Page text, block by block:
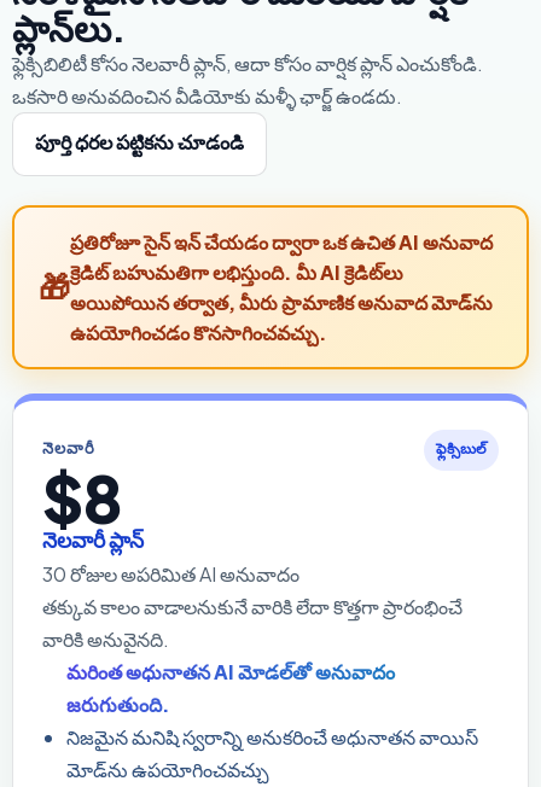
ప్లాన్‌లు.
ఫ్లెక్సిబిలిటీ కోసం నెలవారీ ప్లాన్, ఆదా కోసం వార్షిక ప్లాన్ ఎంచుకోండి.
ఒకసారి అనువదించిన వీడియోకు మళ్ళీ ఛార్జ్ ఉండదు.
పూర్తి ధరల పట్టికను చూడండి
ప్రతిరోజూ సైన్ ఇన్ చేయడం ద్వారా ఒక ఉచిత AI అనువాద
క్రెడిట్ బహుమతిగా లభిస్తుంది. మీ AI క్రెడిట్‌లు
అయిపోయిన తర్వాత, మీరు ప్రామాణిక అనువాద మోడ్‌ను
ఉపయోగించడం కొనసాగించవచ్చు.
నెలవారీ ఫ్లెక్సిబుల్
$8
నెలవారీ ప్లాన్
30 రోజుల అపరిమిత AI అనువాదం
తక్కువ కాలం వాడాలనుకునే వారికి లేదా కొత్తగా ప్రారంభించే
వారికి అనువైనది.
మరింత అధునాతన AI మోడల్‌తో అనువాదం
జరుగుతుంది.
నిజమైన మనిషి స్వరాన్ని అనుకరించే అధునాతన వాయిస్
మోడ్‌ను ఉపయోగించవచ్చు